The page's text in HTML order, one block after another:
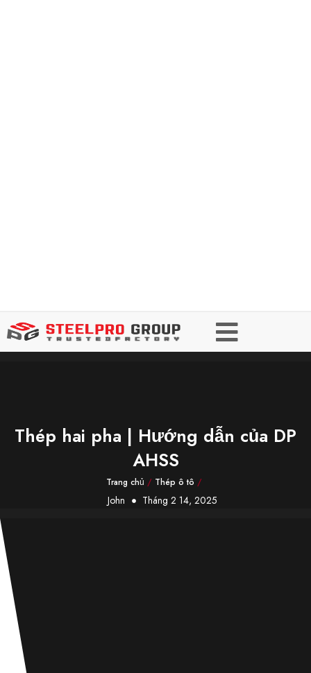
Thép hai pha | Hướng dẫn của DP
AHSS
Trang chủ / Thép ô tô /
John Tháng 2 14, 2025